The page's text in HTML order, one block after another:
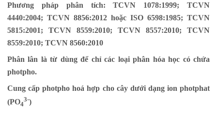
Phương pháp phân tích: TCVN 1078:1999; TCVN
4440:2004; TCVN 8856:2012 hoặc ISO 6598:1985; TCVN
5815:2001; TCVN 8559:2010; TCVN 8557:2010; TCVN
8559:2010; TCVN 8560:2010
Phân lân là từ dùng để chỉ các loại phân hóa học có chứa
photpho.
Cung cấp photpho hoá hợp cho cây dưới dạng ion photphat
(PO4
3-)